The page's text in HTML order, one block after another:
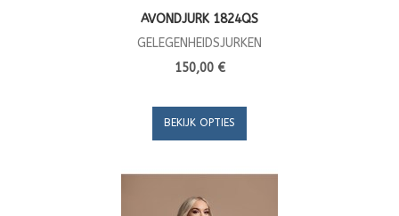
AVONDJURK 1824QS
GELEGENHEIDSJURKEN
150,00 €
BEKIJK OPTIES